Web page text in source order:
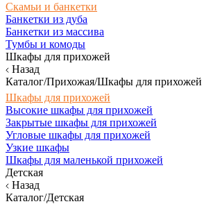
Скамьи и банкетки
Банкетки из дуба
Банкетки из массива
Тумбы и комоды
Шкафы для прихожей
Назад
Каталог/Прихожая/Шкафы для прихожей
Шкафы для прихожей
Высокие шкафы для прихожей
Закрытые шкафы для прихожей
Угловые шкафы для прихожей
Узкие шкафы
Шкафы для маленькой прихожей
Детская
Назад
Каталог/Детская